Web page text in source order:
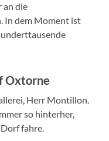
an die
In dem Moment ist
Oxtorne
Herr Montillon.
so hinterher,
fahre.